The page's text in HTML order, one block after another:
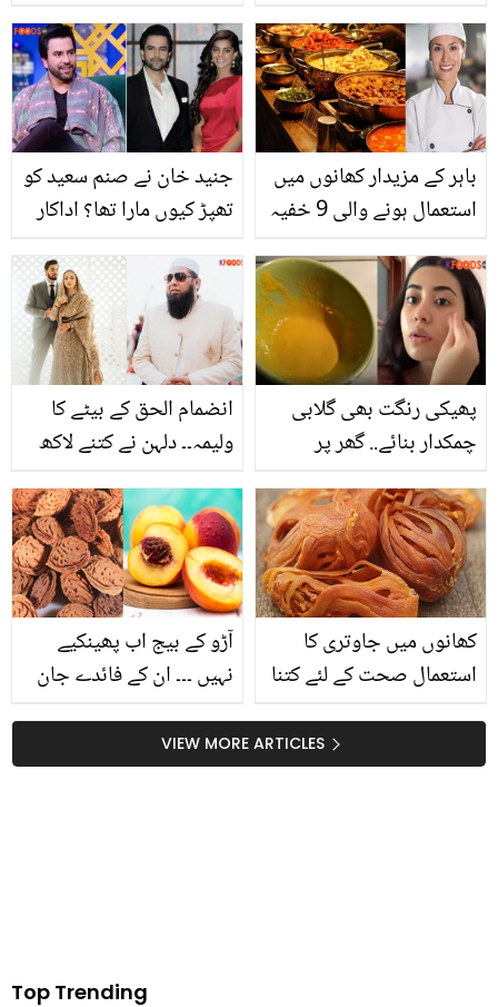
جو کرے آپ کی بڑی مشکل
آسان
ٹوٹنے کی خبروں نے
مداحوں کا دل دکھا دیا
جنید خان نے صنم سعید کو
تھپڑ کیوں مارا تھا؟ اداکار
حقیقت بتا دی
باہر کے مزیدار کھانوں میں
استعمال ہونے والی 9 خفیہ
معلوم ہونی چاہیے تاکہ گھر
بیٹھے بنا سکیں آپ بھی
باہر جیسے لذیز کھانے
انضمام الحق کے بیٹے کا
ولیمہ۔۔ دلہن نے کتنے لاکھ
تصویریں
پھیکی رنگت بھی گلابی
چمکدار بنائے.. گھر پر
ماسک کا کام بھی کرے
آڑو کے بیج اب پھینکیے
نہیں ۔۔۔ ان کے فائدے جان
گے
کھانوں میں جاوتری کا
استعمال صحت کے لئے کتنا
کہ وہ فوائد جو آپ نے
کبھی سوچے بھی نہیں ہوں
VIEW MORE ARTICLES
Top Trending